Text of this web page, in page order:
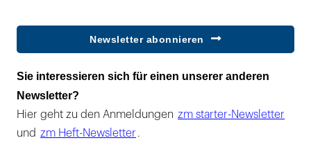
Newsletter abonnieren
Sie interessieren sich für einen unserer anderen
Newsletter?
Hier geht zu den Anmeldungen zm starter-Newsletter
und zm Heft-Newsletter .